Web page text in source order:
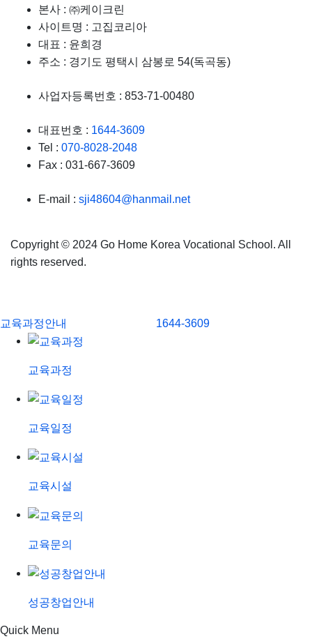
본사 : ㈜케이크린
사이트명 : 고집코리아
대표 : 윤희경
주소 : 경기도 평택시 삼봉로 54(독곡동)
사업자등록번호 : 853-71-00480
대표번호 : 1644-3609
Tel : 070-8028-2048
Fax : 031-667-3609
E-mail : sji48604@hanmail.net
Copyright © 2024 Go Home Korea Vocational School. All
rights reserved.
교육과정안내 1644-3609
교육과정
교육일정
교육시설
교육문의
성공창업안내
Quick Menu